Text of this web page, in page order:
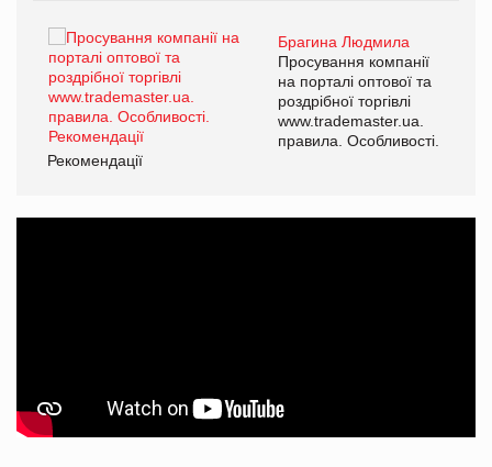
Брагина Людмила
Просування компанії
на порталі оптової та
роздрібної торгівлі
www.trademaster.ua.
правила. Особливості.
Рекомендації